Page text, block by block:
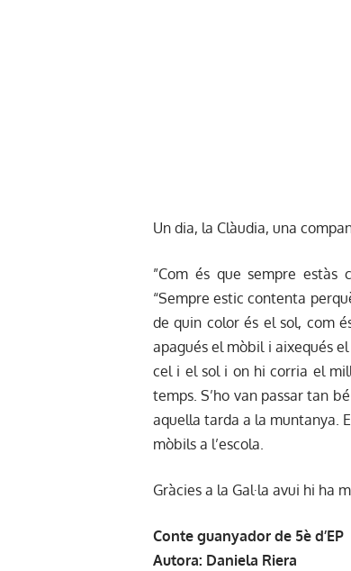
Un dia, la Clàudia, una
”Com és que sempre estàs
“Sempre estic contenta
de quin color és el sol, com
apagués el mòbil i aixequés
cel i el sol i on hi corria el
temps. S’ho van passar tan
aquella tarda a la muntanya.
mòbils a l’escola.
Gràcies a la Gal·la avui hi ha
Conte guanyador de 5è d’EP
Autora: Daniela Riera